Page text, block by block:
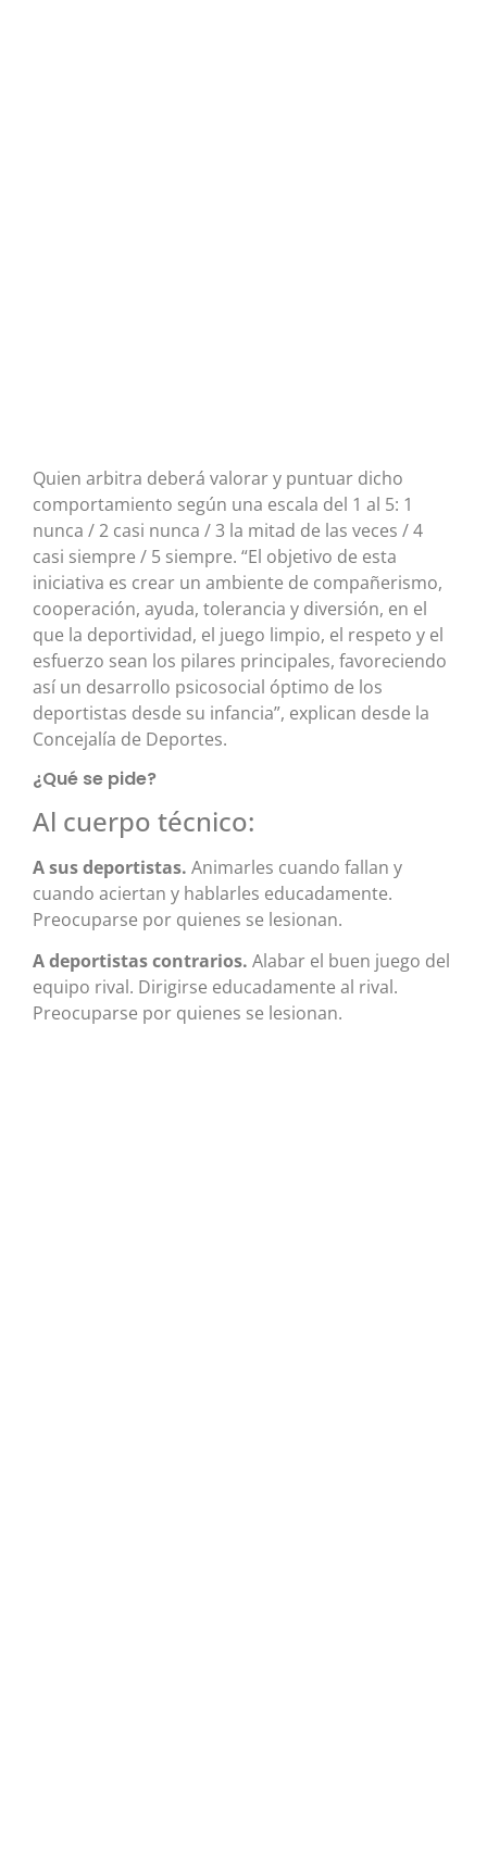
Quien arbitra deberá valorar y puntuar dicho
comportamiento según una escala del 1 al 5: 1
nunca / 2 casi nunca / 3 la mitad de las veces / 4
casi siempre / 5 siempre. “El objetivo de esta
iniciativa es crear un ambiente de compañerismo,
cooperación, ayuda, tolerancia y diversión, en el
que la deportividad, el juego limpio, el respeto y el
esfuerzo sean los pilares principales, favoreciendo
así un desarrollo psicosocial óptimo de los
deportistas desde su infancia”, explican desde la
Concejalía de Deportes.
¿Qué se pide?
Al cuerpo técnico:
A sus deportistas. Animarles cuando fallan y
cuando aciertan y hablarles educadamente.
Preocuparse por quienes se lesionan.
A deportistas contrarios. Alabar el buen juego del
equipo rival. Dirigirse educadamente al rival.
Preocuparse por quienes se lesionan.